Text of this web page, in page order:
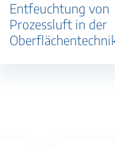
Entfeuchtung von
Prozessluft in der